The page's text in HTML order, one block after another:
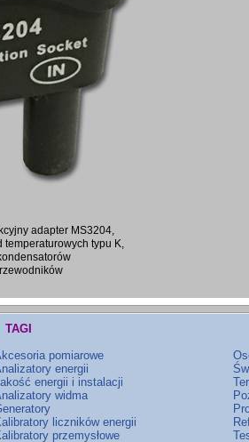
adapter MS3204,
temperaturowych typu K,
▌ TAGI
pomiarowe
energii
energii i instalacji
widma
liczników energii
przemysłowe